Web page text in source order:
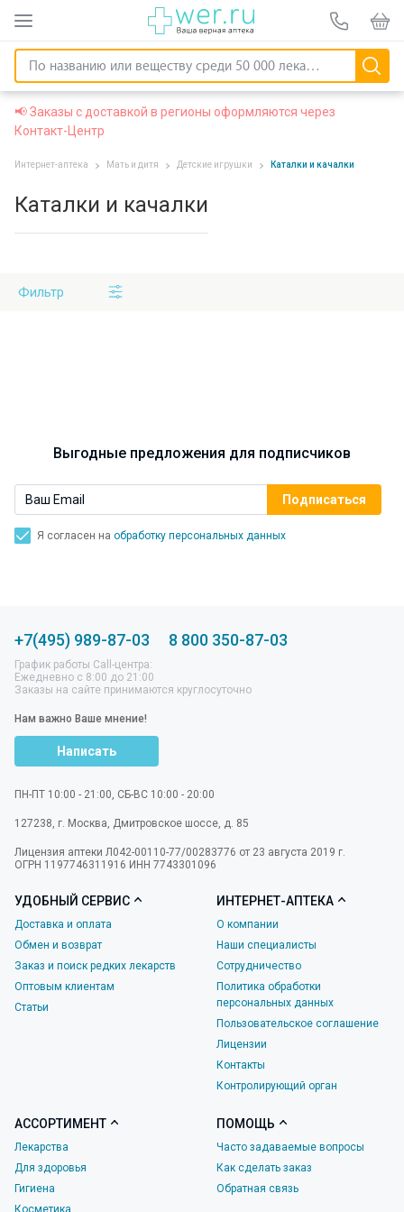
📢 Заказы с доставкой в регионы оформляются через
Контакт-Центр
Интернет-аптека Мать и дитя Детские игрушки Каталки и качалки
Каталки и качалки
Фильтр
Выгодные предложения для подписчиков
Я согласен на обработку персональных данных
+7(495) 989-87-03 8 800 350-87-03
График работы Call-центра:
Ежедневно с 8:00 до 21:00
Заказы на сайте принимаются круглосуточно
Нам важно Ваше мнение!
Написать
ПН-ПТ 10:00 - 21:00, СБ-ВС 10:00 - 20:00
127238, г. Москва, Дмитровское шоссе, д. 85
Лицензия аптеки Л042-00110-77/00283776 от 23 августа 2019 г.
ОГРН 1197746311916 ИНН 7743301096
УДОБНЫЙ СЕРВИС
Доставка и оплата
Обмен и возврат
Заказ и поиск редких лекарств
Оптовым клиентам
Статьи
ИНТЕРНЕТ-АПТЕКА
О компании
Наши специалисты
Сотрудничество
Политика обработки
персональных данных
Пользовательское соглашение
Лицензии
Контакты
Контролирующий орган
АССОРТИМЕНТ
Лекарства
Для здоровья
Гигиена
Косметика
ПОМОЩЬ
Часто задаваемые вопросы
Как сделать заказ
Обратная связь